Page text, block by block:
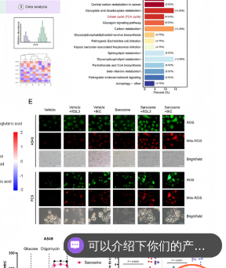
可以介绍下你们的产品么